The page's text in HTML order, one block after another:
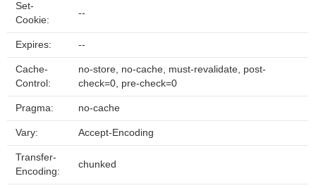
Set-
Cookie:
--
Expires: --
Cache-
Control:
no-store, no-cache, must-revalidate, post-
check=0, pre-check=0
Pragma: no-cache
Vary: Accept-Encoding
Transfer-
Encoding:
chunked